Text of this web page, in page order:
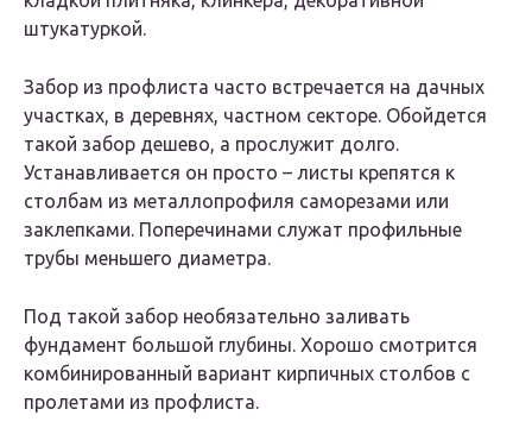
штукатуркой.
Забор из профлиста часто встречается на дачных
участках, в деревнях, частном секторе. Обойдется
такой забор дешево, а прослужит долго.
Устанавливается он просто – листы крепятся к
столбам из металлопрофиля саморезами или
заклепками. Поперечинами служат профильные
трубы меньшего диаметра.
Под такой забор необязательно заливать
фундамент большой глубины. Хорошо смотрится
комбинированный вариант кирпичных столбов с
пролетами из профлиста.